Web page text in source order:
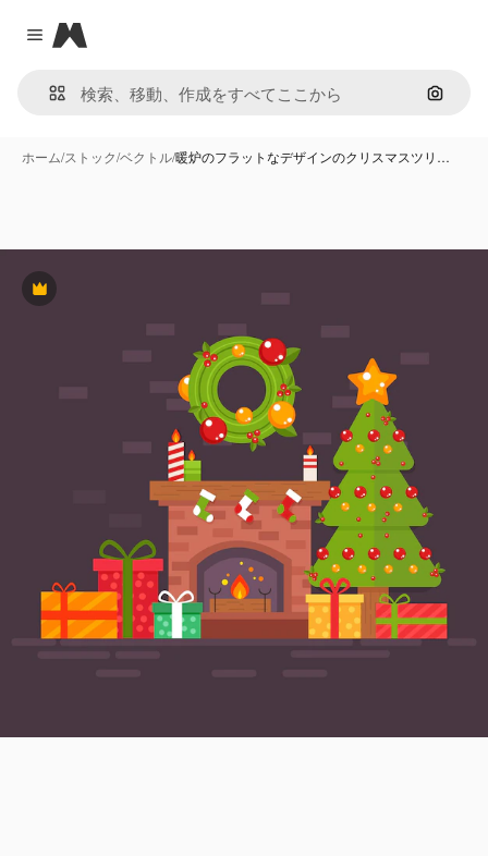
Close menu
Magnific
画像で
ホーム/ストック/ベクトル/暖炉のフラットなデザインのクリスマスツリ…
Premium